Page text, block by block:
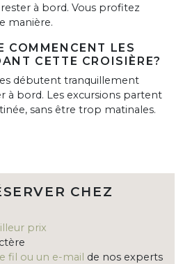
à bord. Vous profitez
manière.
COMMENCENT LES
CETTE CROISIÈRE?
débutent tranquillement
à bord. Les excursions partent
sans être trop matinales.
CHEZ
prix
fil ou un e-mail de nos experts